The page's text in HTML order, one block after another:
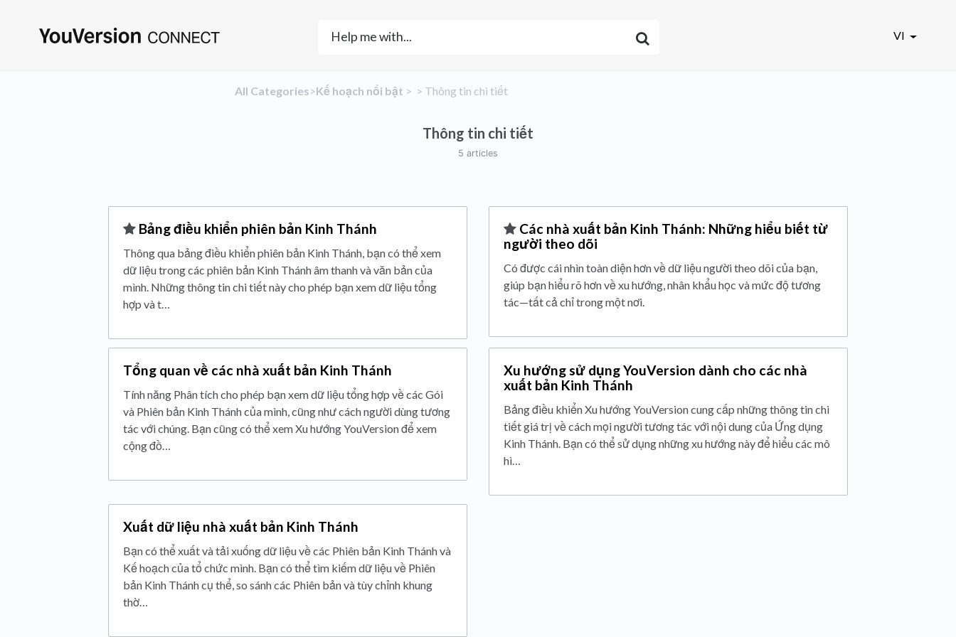
VI
All Categories​>​​Kế hoạch nổi bật ​ > ​ ​ > ​ ​Thông tin chi tiết
Thông tin chi tiết
5 articles
​Bảng điều khiển phiên bản Kinh Thánh
Thông qua bảng điều khiển phiên bản Kinh Thánh, bạn có thể xem
dữ liệu trong các phiên bản Kinh Thánh âm thanh và văn bản của
mình. Những thông tin chi tiết này cho phép bạn xem dữ liệu tổng
hợp và t…
​Các nhà xuất bản Kinh Thánh: Những hiểu biết từ
người theo dõi
Có được cái nhìn toàn diện hơn về dữ liệu người theo dõi của bạn,
giúp bạn hiểu rõ hơn về xu hướng, nhân khẩu học và mức độ tương
tác—tất cả chỉ trong một nơi.
Tổng quan về các nhà xuất bản Kinh Thánh
Tính năng Phân tích cho phép bạn xem dữ liệu tổng hợp về các Gói
và Phiên bản Kinh Thánh của mình, cũng như cách người dùng tương
tác với chúng. Bạn cũng có thể xem Xu hướng YouVersion để xem
cộng đồ…
Xu hướng sử dụng YouVersion dành cho các nhà
xuất bản Kinh Thánh
Bảng điều khiển Xu hướng YouVersion cung cấp những thông tin chi
tiết giá trị về cách mọi người tương tác với nội dung của Ứng dụng
Kinh Thánh. Bạn có thể sử dụng những xu hướng này để hiểu các mô
hì…
Xuất dữ liệu nhà xuất bản Kinh Thánh
Bạn có thể xuất và tải xuống dữ liệu về các Phiên bản Kinh Thánh và
Kế hoạch của tổ chức mình. Bạn có thể tìm kiếm dữ liệu về Phiên
bản Kinh Thánh cụ thể, so sánh các Phiên bản và tùy chỉnh khung
thờ…